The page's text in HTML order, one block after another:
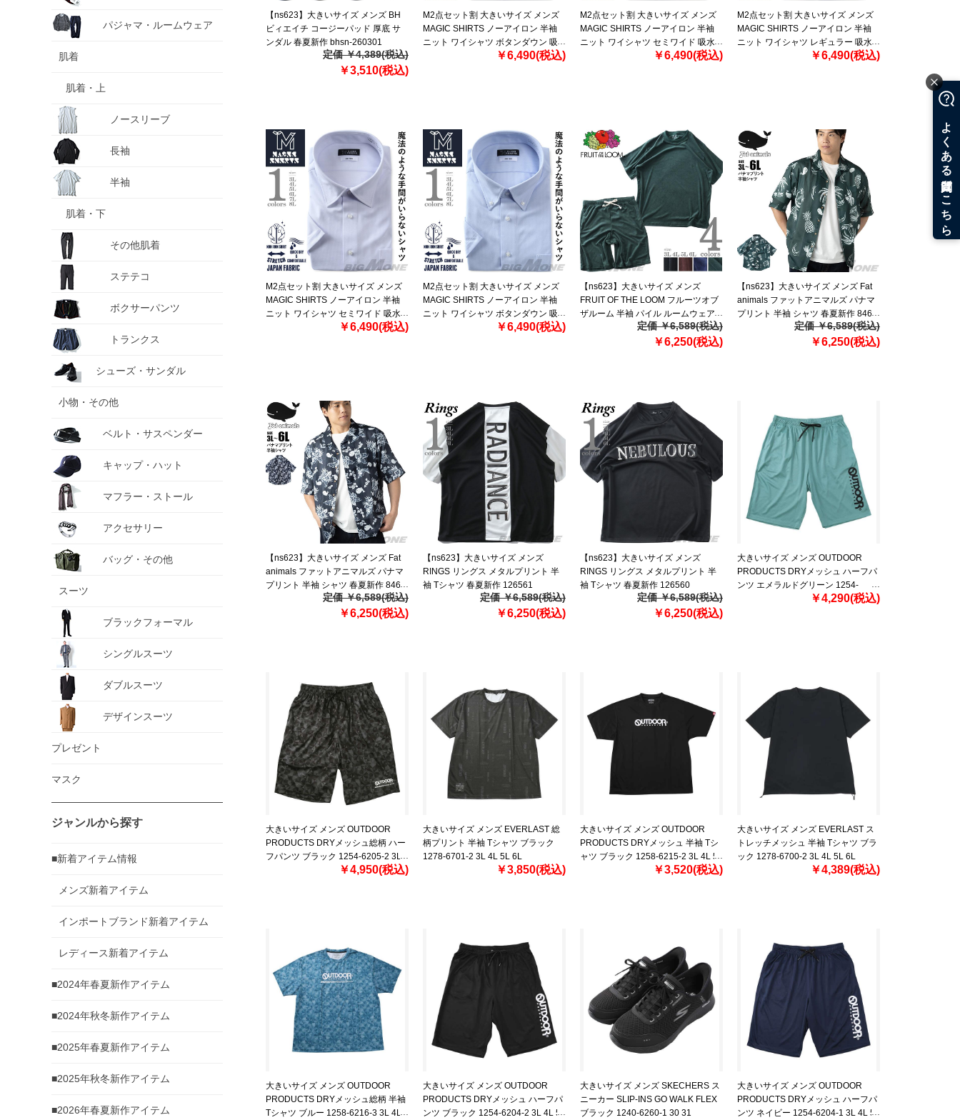
パジャマ・ルームウェア
肌着
肌着・上
ノースリーブ
長袖
半袖
肌着・下
その他肌着
ステテコ
ボクサーパンツ
トランクス
シューズ・サンダル
小物・その他
ベルト・サスペンダー
キャップ・ハット
マフラー・ストール
アクセサリー
バッグ・その他
スーツ
ブラックフォーマル
シングルスーツ
ダブルスーツ
デザインスーツ
プレゼント
マスク
ジャンルから探す
■新着アイテム情報
メンズ新着アイテム
インポートブランド新着アイテム
レディース新着アイテム
■2024年春夏新作アイテム
■2024年秋冬新作アイテム
■2025年春夏新作アイテム
■2025年秋冬新作アイテム
■2026年春夏新作アイテム
【ns623】大きいサイズ メンズ BH
ビィエイチ コージーパッド 厚底 サ
ンダル 春夏新作 bhsn-260301
定価 ￥4,389(税込)
￥3,510(税込)
M2点セット割 大きいサイズ メンズ
MAGIC SHIRTS ノーアイロン 半袖
ニット ワイシャツ ボタンダウン 吸
水速乾 ストレッチ 日本製生地使用
￥6,490(税込)
M2点セット割 大きいサイズ メンズ
MAGIC SHIRTS ノーアイロン 半袖
ニット ワイシャツ セミワイド 吸水
速乾 ストレッチ 日本製生地使用 春
￥6,490(税込)
M2点セット割 大きいサイズ メンズ
MAGIC SHIRTS ノーアイロン 半袖
ニット ワイシャツ レギュラー 吸水
速乾 ストレッチ 日本製生地使用 春
￥6,490(税込)
M2点セット割 大きいサイズ メンズ
MAGIC SHIRTS ノーアイロン 半袖
ニット ワイシャツ セミワイド 吸水
速乾 ストレッチ 日本製生地使用 春
￥6,490(税込)
M2点セット割 大きいサイズ メンズ
MAGIC SHIRTS ノーアイロン 半袖
ニット ワイシャツ ボタンダウン 吸
水速乾 ストレッチ 日本製生地使用
￥6,490(税込)
【ns623】大きいサイズ メンズ
FRUIT OF THE LOOM フルーツオブ
ザルーム 半袖 パイル ルームウェア
上下セット 春夏新作 81809000
定価 ￥6,589(税込)
￥6,250(税込)
【ns623】大きいサイズ メンズ Fat
animals ファットアニマルズ パナマ
プリント 半袖 シャツ 春夏新作 846-
定価 ￥6,589(税込)
￥6,250(税込)
【ns623】大きいサイズ メンズ Fat
animals ファットアニマルズ パナマ
プリント 半袖 シャツ 春夏新作 846-
定価 ￥6,589(税込)
￥6,250(税込)
【ns623】大きいサイズ メンズ
RINGS リングス メタルプリント 半
袖 Tシャツ 春夏新作 126561
定価 ￥6,589(税込)
￥6,250(税込)
【ns623】大きいサイズ メンズ
RINGS リングス メタルプリント 半
袖 Tシャツ 春夏新作 126560
定価 ￥6,589(税込)
￥6,250(税込)
大きいサイズ メンズ OUTDOOR
PRODUCTS DRYメッシュ ハーフパ
ンツ エメラルドグリーン 1254-
6204-3 3L 4L 5L 6L 7L 8L￥4,290(税込)
大きいサイズ メンズ OUTDOOR
PRODUCTS DRYメッシュ総柄 ハー
フパンツ ブラック 1254-6205-2 3L
￥4,950(税込)
大きいサイズ メンズ EVERLAST 総
柄プリント 半袖 Tシャツ ブラック
1278-6701-2 3L 4L 5L 6L
￥3,850(税込)
大きいサイズ メンズ OUTDOOR
PRODUCTS DRYメッシュ 半袖 Tシ
ャツ ブラック 1258-6215-2 3L 4L 5L
￥3,520(税込)
大きいサイズ メンズ EVERLAST ス
トレッチメッシュ 半袖 Tシャツ ブラ
ック 1278-6700-2 3L 4L 5L 6L
￥4,389(税込)
大きいサイズ メンズ OUTDOOR
PRODUCTS DRYメッシュ総柄 半袖
Tシャツ ブルー 1258-6216-3 3L 4L
大きいサイズ メンズ OUTDOOR
PRODUCTS DRYメッシュ ハーフパ
ンツ ブラック 1254-6204-2 3L 4L 5L
大きいサイズ メンズ SKECHERS ス
ニーカー SLIP-INS GO WALK FLEX
ブラック 1240-6260-1 30 31
大きいサイズ メンズ OUTDOOR
PRODUCTS DRYメッシュ ハーフパ
ンツ ネイビー 1254-6204-1 3L 4L 5L